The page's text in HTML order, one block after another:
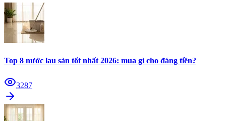
Top 8 nước lau sàn tốt nhất 2026: mua gì cho đáng tiền?
3287